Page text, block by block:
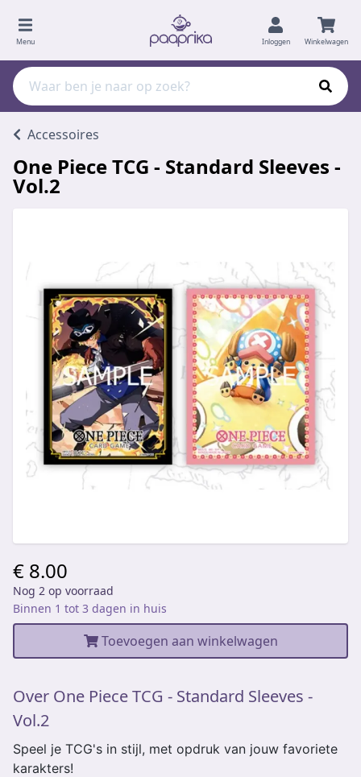
Menu Inloggen Winkelwagen
Accessoires
One Piece TCG - Standard Sleeves -
Vol.2
€ 8.00
Nog 2 op voorraad
Binnen 1 tot 3 dagen in huis
Toevoegen aan winkelwagen
Over One Piece TCG - Standard Sleeves -
Vol.2
Speel je TCG's in stijl, met opdruk van jouw favoriete
karakters!